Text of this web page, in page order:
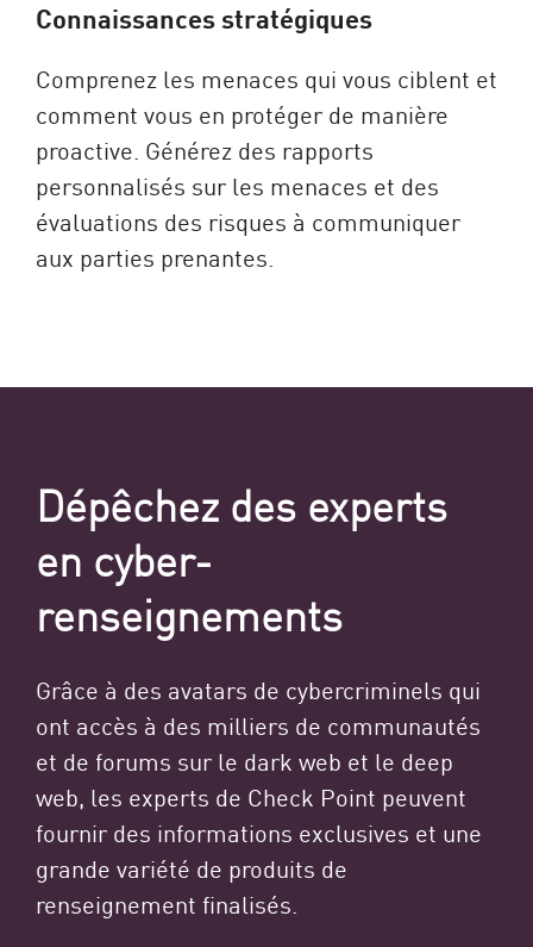
Connaissances stratégiques
Comprenez les menaces qui vous ciblent et
comment vous en protéger de manière
proactive. Générez des rapports
personnalisés sur les menaces et des
évaluations des risques à communiquer
aux parties prenantes.
Dépêchez des experts
en cyber-
renseignements
Grâce à des avatars de cybercriminels qui
ont accès à des milliers de communautés
et de forums sur le dark web et le deep
web, les experts de Check Point peuvent
fournir des informations exclusives et une
grande variété de produits de
renseignement finalisés.